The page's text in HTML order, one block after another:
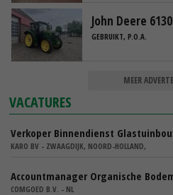
John Deere
GEBRUIKT, P.O.A.
MEER
VACATURES
Verkoper Binnendienst
KARO BV - ZWAAGDIJK, NOORD-HOLLAND,
Accountmanager Organische
COMGOED B.V. - NL